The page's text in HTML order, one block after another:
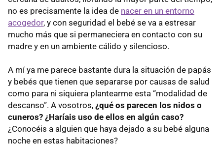
no es precisamente la idea de nacer en un entorno
acogedor, y con seguridad el bebé se va a estresar
mucho más que si permaneciera en contacto con su
madre y en un ambiente cálido y silencioso.
A mí ya me parece bastante dura la situación de papás
y bebés que tienen que separarse por causas de salud
como para ni siquiera plantearme esta “modalidad de
descanso”. A vosotros, ¿qué os parecen los nidos o
cuneros? ¿Haríais uso de ellos en algún caso?
¿Conocéis a alguien que haya dejado a su bebé alguna
noche en estas habitaciones?